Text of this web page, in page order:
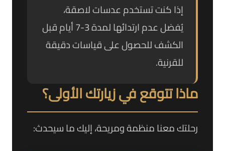
إذا كنت تستخدم عدسات لاصقة،
يُفضل عدم ارتدائها لمدة 3-7 أيام قبل
الكشف للحصول على قياسات دقيقة
للقرنية.
ماذا تتوقع في زيارتك الأولى؟
رحلتك معنا منظمة ومريحة، إليك ما سيحدث: